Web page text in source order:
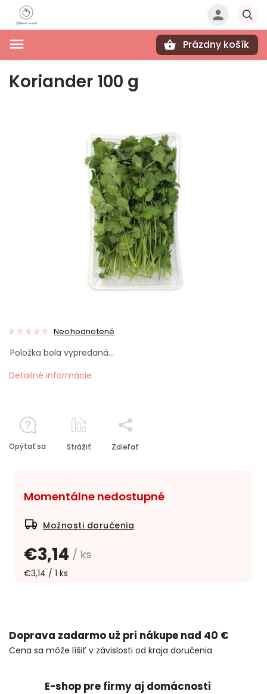
Prázdny košík
Koriander 100 g
Neohodnotené
€3,14 / ks
€3,14 / 1 ks
Momentálne nedostupné
Možnosti doručenia
Položka bola vypredaná…
Detailné informácie
Opýtať sa Strážiť Zdieľať
Doprava zadarmo už pri nákupe nad 40 €
Cena sa môže líšiť v závislosti od kraja doručenia
E-shop pre firmy aj domácnosti